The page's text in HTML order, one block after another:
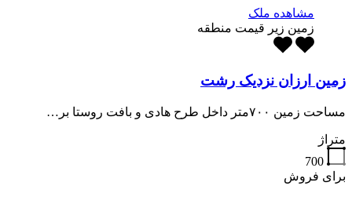
مشاهده ملک
زمین زیر قیمت منطقه
زمین ارزان نزدیک رشت
مساحت زمین ۷۰۰متر داخل طرح هادی و بافت روستا بر…
متراژ
700
برای فروش